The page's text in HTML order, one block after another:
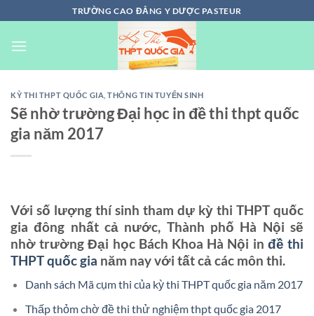
đến
nội
TRƯỜNG CAO ĐẲNG Y DƯỢC PASTEUR
KỲ THI THPT QUỐC GIA ,THÔNG TIN TUYỂN SINH
Sẽ nhờ trường Đại học in đề thi thpt quốc
gia năm 2017
Với số lượng thí sinh tham dự kỳ thi THPT quốc
gia đông nhất cả nước, Thành phố Hà Nội sẽ
nhờ trường Đại học Bách Khoa Hà Nội in đề thi
THPT quốc gia năm nay với tất cả các môn thi.
Danh sách Mã cụm thi của kỳ thi THPT quốc gia năm 2017
Thấp thỏm chờ đề thi thử nghiệm thpt quốc gia 2017